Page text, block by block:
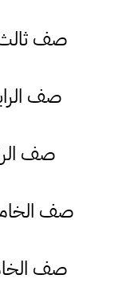
صف
صف
صف
صف
صف